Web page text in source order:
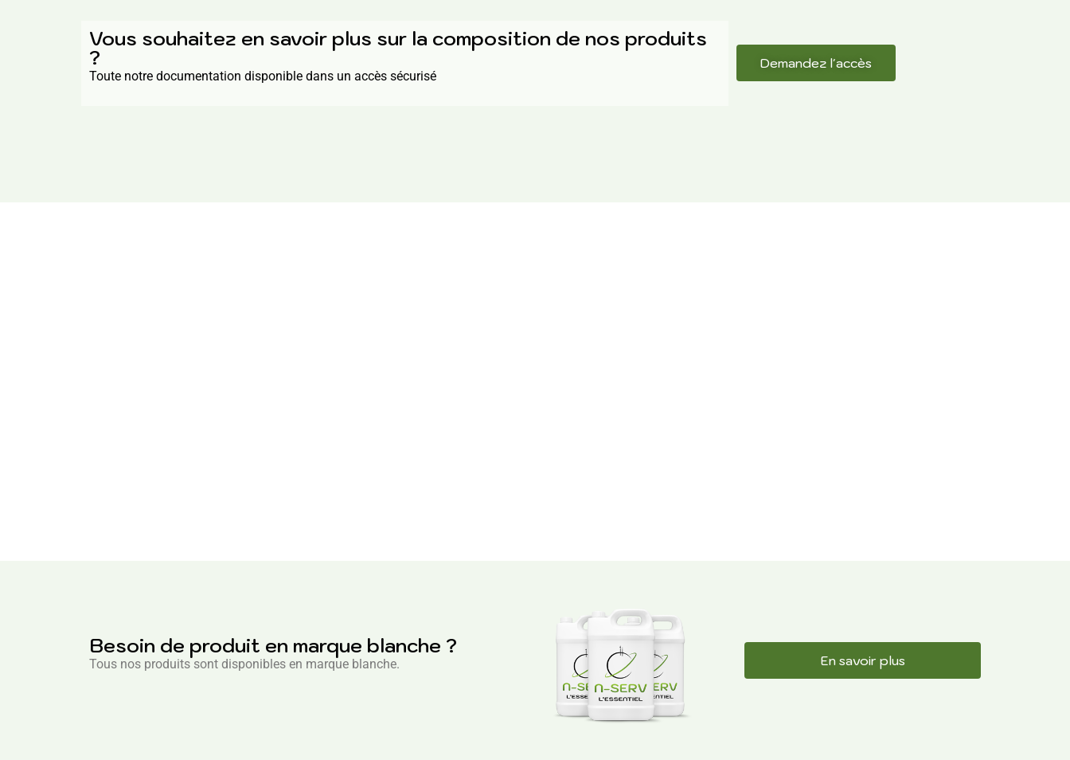
Vous souhaitez en savoir plus sur la composition de nos produits
?
Toute notre documentation disponible dans un accès sécurisé
Demandez l'accès
Besoin de produit en marque blanche ?
Tous nos produits sont disponibles en marque blanche. En savoir plus